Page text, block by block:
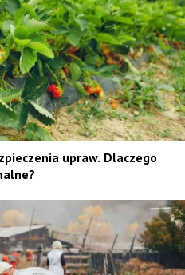
upraw. Dlaczego